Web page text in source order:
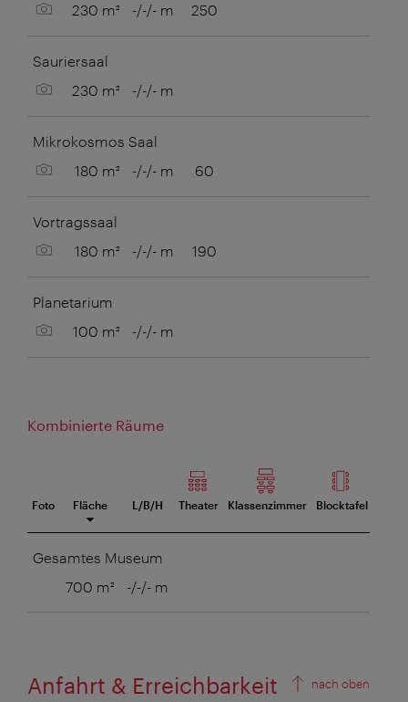
Bild anzeigen
230 m² -/-/- m 250
Sauriersaal
Bild anzeigen
230 m² -/-/- m
Mikrokosmos Saal
Bild anzeigen
180 m² -/-/- m 60
Vortragssaal
Bild anzeigen
180 m² -/-/- m 190
Planetarium
Bild anzeigen
100 m² -/-/- m
Kombinierte Räume
Foto Fläche L/B/H Theater Klassenzimmer Blocktafel
Gesamtes Museum
700 m²
-/-/- m
Anfahrt & Erreichbarkeit nach oben